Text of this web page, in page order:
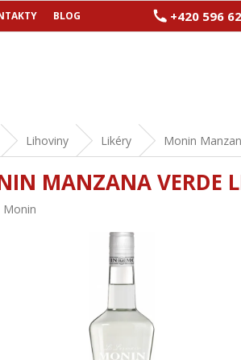
BLOG +420 596
Lihoviny Likéry Monin
MANZANA VERDE
Monin